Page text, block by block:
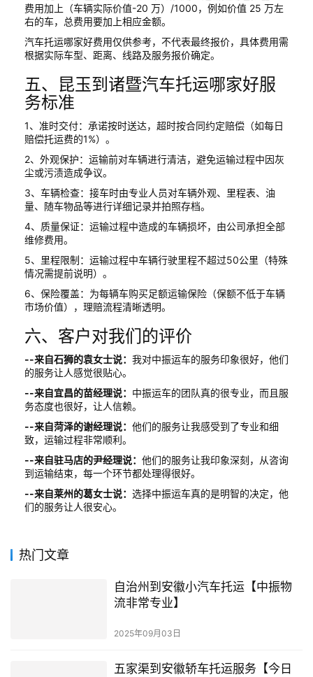
费用加上（车辆实际价值-20 万）/1000，例如价值 25 万左
右的车，总费用要加上相应金额。
汽车托运哪家好费用仅供参考，不代表最终报价，具体费用需
根据实际车型、距离、线路及服务报价确定。
五、昆玉到诸暨汽车托运哪家好服
务标准
1、准时交付：承诺按时送达，超时按合同约定赔偿（如每日
赔偿托运费的1%）。
2、外观保护：运输前对车辆进行清洁，避免运输过程中因灰
尘或污渍造成争议。
3、车辆检查：接车时由专业人员对车辆外观、里程表、油
量、随车物品等进行详细记录并拍照存档。
4、质量保证：运输过程中造成的车辆损坏，由公司承担全部
维修费用。
5、里程限制：运输过程中车辆行驶里程不超过50公里（特殊
情况需提前说明）。
6、保险覆盖：为每辆车购买足额运输保险（保额不低于车辆
市场价值），理赔流程清晰透明。
六、客户对我们的评价
--来自石狮的袁女士说： 我对中振运车的服务印象很好，他们
的服务让人感觉很贴心。
--来自宜昌的苗经理说： 中振运车的团队真的很专业，而且服
务态度也很好，让人信赖。
--来自菏泽的谢经理说： 他们的服务让我感受到了专业和细
致，运输过程非常顺利。
--来自驻马店的尹经理说： 他们的服务让我印象深刻，从咨询
到运输结束，每一个环节都处理得很好。
--来自莱州的葛女士说： 选择中振运车真的是明智的决定，他
们的服务让人很安心。
热门文章
自治州到安徽小汽车托运【中振物
流非常专业】
2025年09月03日
五家渠到安徽轿车托运服务【今日